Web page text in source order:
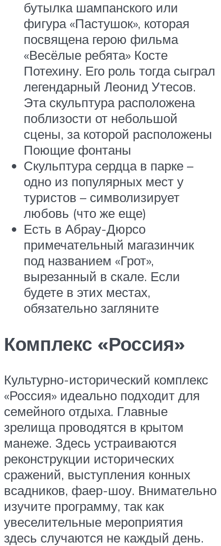
бутылка шампанского или
фигура «Пастушок», которая
посвящена герою фильма
«Весёлые ребята» Косте
Потехину. Его роль тогда сыграл
легендарный Леонид Утесов.
Эта скульптура расположена
поблизости от небольшой
сцены, за которой расположены
Поющие фонтаны
Скульптура сердца в парке –
одно из популярных мест у
туристов – символизирует
любовь (что же еще)
Есть в Абрау-Дюрсо
примечательный магазинчик
под названием «Грот»,
вырезанный в скале. Если
будете в этих местах,
обязательно загляните
Комплекс «Россия»
Культурно-исторический комплекс
«Россия» идеально подходит для
семейного отдыха. Главные
зрелища проводятся в крытом
манеже. Здесь устраиваются
реконструкции исторических
сражений, выступления конных
всадников, фаер-шоу. Внимательно
изучите программу, так как
увеселительные мероприятия
здесь случаются не каждый день.